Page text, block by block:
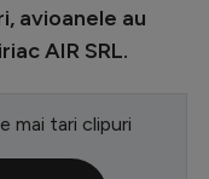
avioanele au
AIR SRL.
mai tari clipuri